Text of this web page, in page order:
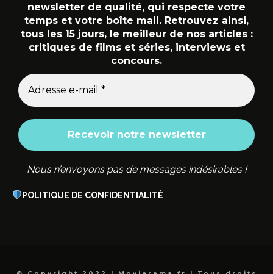
newsletter de qualité, qui respecte votre
temps et votre boîte mail. Retrouvez ainsi,
tous les 15 jours, le meilleur de nos articles :
critiques de films et séries, interviews et
concours.
Nous n’envoyons pas de messages indésirables !
POLITIQUE DE CONFIDENTIALITÉ